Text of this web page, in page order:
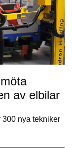
av elbilar
300 nya tekniker